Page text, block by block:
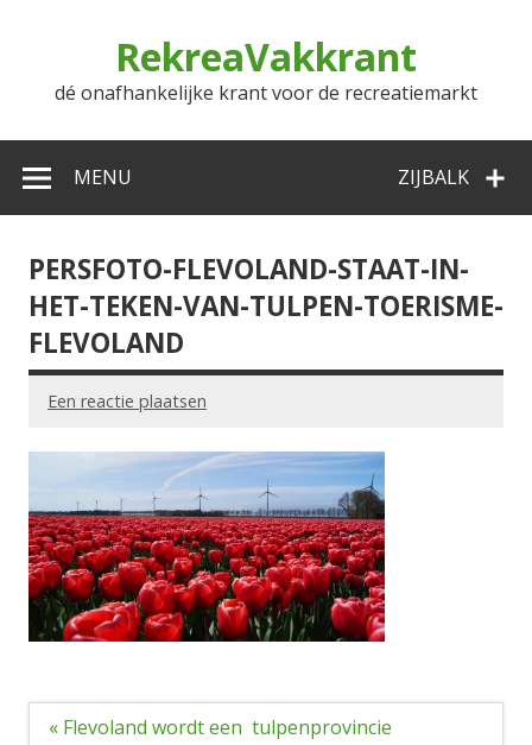
RekreaVakkrant
dé onafhankelijke krant voor de recreatiemarkt
ZIJBALK
MENU
PERSFOTO-FLEVOLAND-STAAT-IN-
HET-TEKEN-VAN-TULPEN-TOERISME-
FLEVOLAND
Een reactie plaatsen
Bericht
« Flevoland wordt een tulpenprovincie